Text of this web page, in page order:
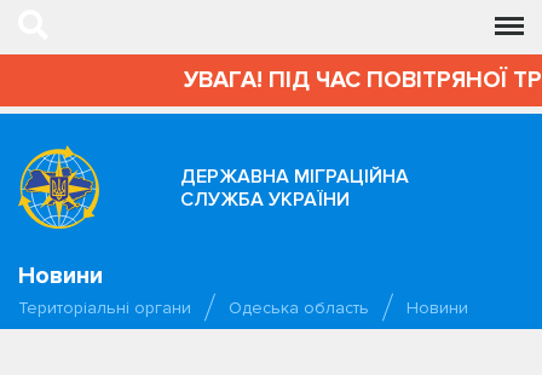
УВАГА! ПІД ЧАС ПОВІТРЯНОЇ
ДЕРЖАВНА МІГРАЦІЙНА
СЛУЖБА УКРАЇНИ
Новини
Територіальні органи Одеська область Новини